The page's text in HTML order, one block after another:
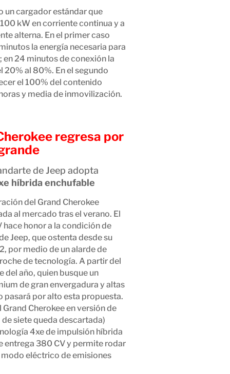
un cargador estándar que
kW en corriente continua y a
alterna. En el primer caso
la energía necesaria para
24 minutos de conexión la
20% al 80%. En el segundo
el 100% del contenido
y media de inmovilización.
regresa por
de Jeep adopta
híbrida enchufable
del Grand Cherokee
al mercado tras el verano. El
hace honor a la condición de
Jeep, que ostenta desde su
por medio de un alarde de
de tecnología. A partir del
año, quien busque un
de gran envergadura y altas
pasará por alto esta propuesta.
Grand Cherokee en versión de
siete queda descartada)
4xe de impulsión híbrida
entrega 380 CV y permite rodar
modo eléctrico de emisiones